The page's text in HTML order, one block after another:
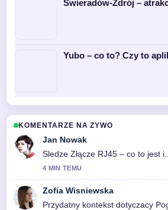
Świeradów-Zdrój –
Yubo – co to? Czy to
KOMENTARZE NA ZYWO
Jan Nowak
Sledze Złącze RJ45 – co to jest
4 MIN TEMU
Zofia Wisniewska
Przydatny kontekst dotyczacy